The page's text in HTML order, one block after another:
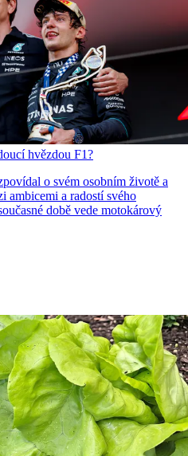
hvězdou F1?
o svém osobním životě a
ambicemi a radostí svého
době vede motokárový